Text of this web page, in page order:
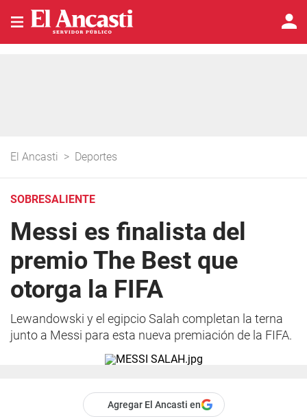
El Ancasti > Deportes
SOBRESALIENTE
Messi es finalista del
premio The Best que
otorga la FIFA
Lewandowski y el egipcio Salah completan la terna
junto a Messi para esta nueva premiación de la FIFA.
Agregar El Ancasti en